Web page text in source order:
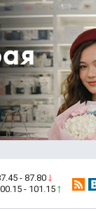
- 87.80
- 101.15